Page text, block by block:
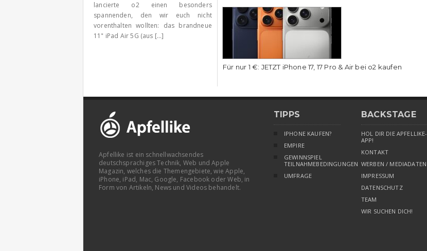
lancierte o2 einen besonders
spannenden, den wir euch nicht
vorenthalten wollten: das brandneue
11" iPad Air 5G (aus [...]
Für nur 1 €: JETZT iPhone 17, 17 Pro & Air bei o2 kaufen
Apfellike ist ein schnellwachsendes
deutschsprachiges Technik, Web und Apple
Magazin, welches die Themengebiete, wie Apple,
iPhone, iPad, Mac, Google, Facebook oder Web, in
Form von Artikeln, News und Videos behandelt.
TIPPS
IPHONE KAUFEN?
EMPIRE
GEWINNSPIEL
TEILNAHMEBEDINGUNGEN
UMFRAGE
BACKSTAGE
HOL DIR DIE APFELLIKE-
APP!
KONTAKT
WERBEN / MEDIADATEN
IMPRESSUM
DATENSCHUTZ
TEAM
WIR SUCHEN DICH!